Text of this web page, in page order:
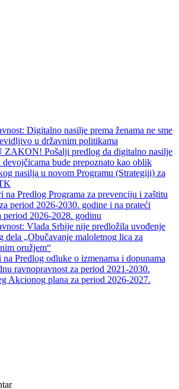
Digitalno nasilje prema ženama ne sme
u državnim politikama
Pošalji predlog da digitalno nasilje
devojčicama bude prepoznato kao oblik
nasilja u novom Programu (Strategiji) za
Predlog Programa za prevenciju i zaštitu
period 2026-2030. godine i na prateći
2026-2028. godinu
Vlada Srbije nije predložila uvođenje
dela „Obučavanje maloletnog lica za
oružjem“
Predlog odluke o izmenama i dopunama
ravnopravnost za period 2021-2030.
Akcionog plana za period 2026-2027.